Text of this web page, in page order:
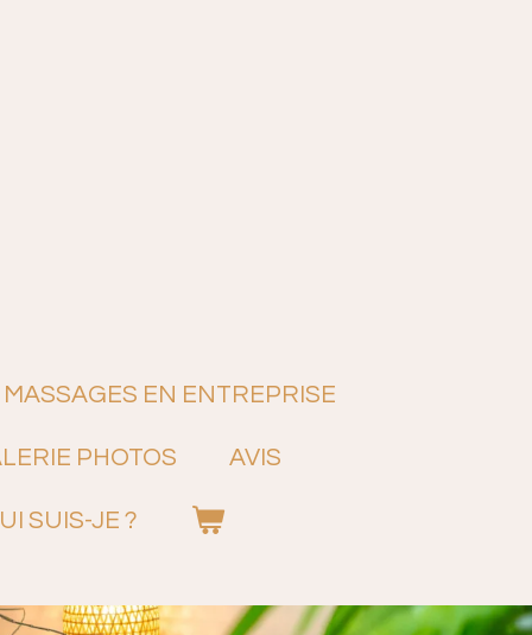
MASSAGES EN ENTREPRISE
PHOTOS AVIS
SUIS-JE ?